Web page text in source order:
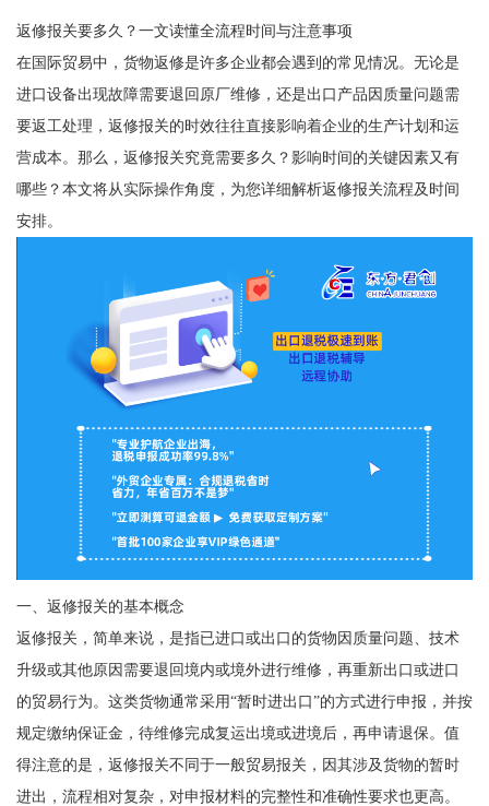
返修报关要多久？一文读懂全流程时间与注意事项
在国际贸易中，货物返修是许多企业都会遇到的常见情况。无论是
进口设备出现故障需要退回原厂维修，还是出口产品因质量问题需
要返工处理，返修报关的时效往往直接影响着企业的生产计划和运
营成本。那么，返修报关究竟需要多久？影响时间的关键因素又有
哪些？本文将从实际操作角度，为您详细解析返修报关流程及时间
安排。
一、返修报关的基本概念
返修报关，简单来说，是指已进口或出口的货物因质量问题、技术
升级或其他原因需要退回境内或境外进行维修，再重新出口或进口
的贸易行为。这类货物通常采用“暂时进出口”的方式进行申报，并按
规定缴纳保证金，待维修完成复运出境或进境后，再申请退保。值
得注意的是，返修报关不同于一般贸易报关，因其涉及货物的暂时
进出，流程相对复杂，对申报材料的完整性和准确性要求也更高。